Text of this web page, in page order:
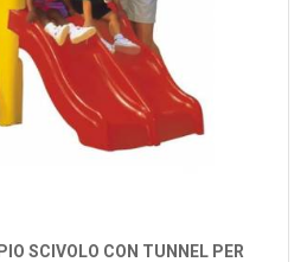
SCIVOLO CON TUNNEL PER